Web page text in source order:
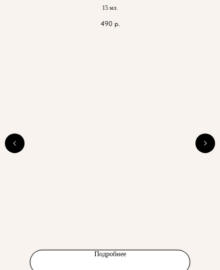
15 мл.
490 р.
Подробнее